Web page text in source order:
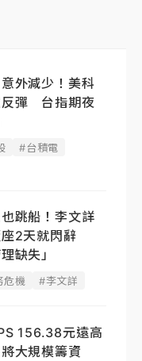
外減少！美科
反彈 台指期夜
#台積電
跳船！李文詳
座2天就閃辭
缺失」
危機 #李文詳
156.38元遠高
大規模籌資